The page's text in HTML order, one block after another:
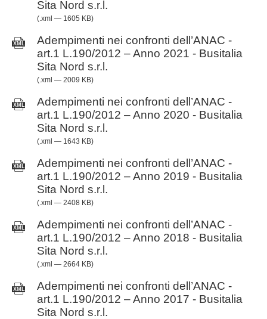
Sita Nord s.r.l.
(.xml — 1605 KB)
Adempimenti nei confronti dell’ANAC -
art.1 L.190/2012 – Anno 2021 - Busitalia
Sita Nord s.r.l.
(.xml — 2009 KB)
Adempimenti nei confronti dell’ANAC -
art.1 L.190/2012 – Anno 2020 - Busitalia
Sita Nord s.r.l.
(.xml — 1643 KB)
Adempimenti nei confronti dell’ANAC -
art.1 L.190/2012 – Anno 2019 - Busitalia
Sita Nord s.r.l.
(.xml — 2408 KB)
Adempimenti nei confronti dell’ANAC -
art.1 L.190/2012 – Anno 2018 - Busitalia
Sita Nord s.r.l.
(.xml — 2664 KB)
Adempimenti nei confronti dell’ANAC -
art.1 L.190/2012 – Anno 2017 - Busitalia
Sita Nord s.r.l.